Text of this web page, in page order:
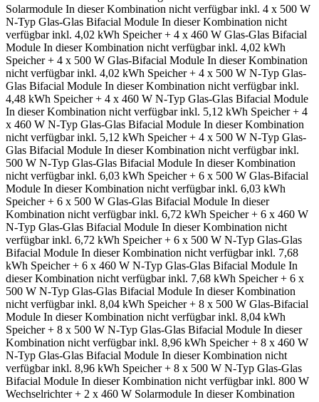
Solarmodule In dieser Kombination nicht verfügbar inkl. 4 x 500 W
N-Typ Glas-Glas Bifacial Module In dieser Kombination nicht
verfügbar inkl. 4,02 kWh Speicher + 4 x 460 W Glas-Glas Bifacial
Module In dieser Kombination nicht verfügbar inkl. 4,02 kWh
Speicher + 4 x 500 W Glas-Bifacial Module In dieser Kombination
nicht verfügbar inkl. 4,02 kWh Speicher + 4 x 500 W N-Typ Glas-
Glas Bifacial Module In dieser Kombination nicht verfügbar inkl.
4,48 kWh Speicher + 4 x 460 W N-Typ Glas-Glas Bifacial Module
In dieser Kombination nicht verfügbar inkl. 5,12 kWh Speicher + 4
x 460 W N-Typ Glas-Glas Bifacial Module In dieser Kombination
nicht verfügbar inkl. 5,12 kWh Speicher + 4 x 500 W N-Typ Glas-
Glas Bifacial Module In dieser Kombination nicht verfügbar inkl.
500 W N-Typ Glas-Glas Bifacial Module In dieser Kombination
nicht verfügbar inkl. 6,03 kWh Speicher + 6 x 500 W Glas-Bifacial
Module In dieser Kombination nicht verfügbar inkl. 6,03 kWh
Speicher + 6 x 500 W Glas-Glas Bifacial Module In dieser
Kombination nicht verfügbar inkl. 6,72 kWh Speicher + 6 x 460 W
N-Typ Glas-Glas Bifacial Module In dieser Kombination nicht
verfügbar inkl. 6,72 kWh Speicher + 6 x 500 W N-Typ Glas-Glas
Bifacial Module In dieser Kombination nicht verfügbar inkl. 7,68
kWh Speicher + 6 x 460 W N-Typ Glas-Glas Bifacial Module In
dieser Kombination nicht verfügbar inkl. 7,68 kWh Speicher + 6 x
500 W N-Typ Glas-Glas Bifacial Module In dieser Kombination
nicht verfügbar inkl. 8,04 kWh Speicher + 8 x 500 W Glas-Bifacial
Module In dieser Kombination nicht verfügbar inkl. 8,04 kWh
Speicher + 8 x 500 W N-Typ Glas-Glas Bifacial Module In dieser
Kombination nicht verfügbar inkl. 8,96 kWh Speicher + 8 x 460 W
N-Typ Glas-Glas Bifacial Module In dieser Kombination nicht
verfügbar inkl. 8,96 kWh Speicher + 8 x 500 W N-Typ Glas-Glas
Bifacial Module In dieser Kombination nicht verfügbar inkl. 800 W
Wechselrichter + 2 x 460 W Solarmodule In dieser Kombination